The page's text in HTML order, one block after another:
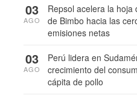
Repsol acelera la hoja
de Bimbo hacia las
emisiones netas
03
AGO
Perú lidera en
crecimiento del
cápita de pollo
03
AGO